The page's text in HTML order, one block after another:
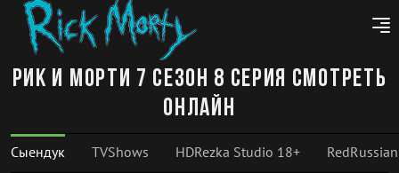
Рик и Морти 7 сезон 8 серия смотреть
онлайн
Сыендук TVShows HDRezka Studio 18+ RedRussian